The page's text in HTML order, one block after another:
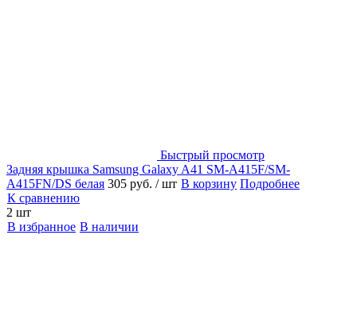
Быстрый просмотр
Задняя крышка Samsung Galaxy A41 SM-A415F/SM-
A415FN/DS белая 305 руб. / шт В корзину Подробнее
К сравнению
2 шт
В избранное В наличии